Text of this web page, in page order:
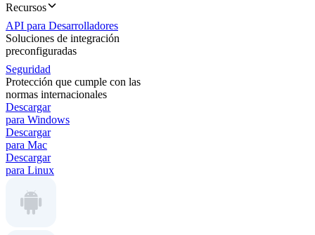
Recursos
API para Desarrolladores
Soluciones de integración
preconfiguradas
Seguridad
Protección que cumple con las
normas internacionales
Descargar
para Windows
Descargar
para Mac
Descargar
para Linux